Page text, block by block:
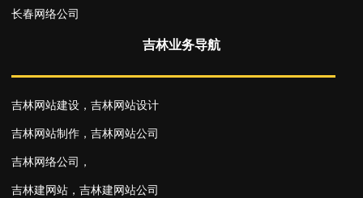
长春网络公司
吉林业务导航
吉林网站建设 ，吉林网站设计
吉林网站制作 ，吉林网站公司
吉林网络公司 ，
吉林建网站 ，吉林建网站公司